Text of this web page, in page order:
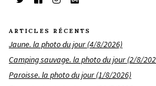
ARTICLES RÉCENTS
Jaune. la photo du jour (4/8/2026)
Camping sauvage. la photo du jour (2/8/
Paroisse. la photo du jour (1/8/2026)